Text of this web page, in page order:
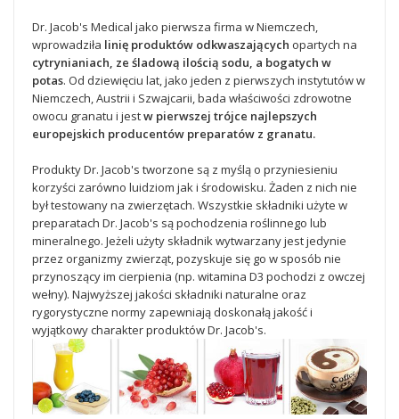
Dr. Jacob's Medical jako pierwsza firma w Niemczech,
wprowadziła linię produktów odkwaszających opartych na
cytrynianiach, ze śladową ilością sodu, a bogatych w
potas. Od dziewięciu lat, jako jeden z pierwszych instytutów w
Niemczech, Austrii i Szwajcarii, bada właściwości zdrowotne
owocu granatu i jestw pierwszej trójce najlepszych
europejskich producentów preparatów z granatu.
Produkty Dr. Jacob's tworzone są z myślą o przyniesieniu
korzyści zarówno luidziom jak i środowisku. Żaden z nich nie
był testowany na zwierzętach. Wszystkie składniki użyte w
preparatach Dr. Jacob's są pochodzenia roślinnego lub
mineralnego. Jeżeli użyty składnik wytwarzany jest jedynie
przez organizmy zwierząt, pozyskuje się go w sposób nie
przynoszący im cierpienia (np. witamina D3 pochodzi z owczej
wełny). Najwyższej jakości składniki naturalne oraz
rygorystyczne normy zapewniają doskonałą jakość i
wyjątkowy charakter produktów Dr. Jacob's.